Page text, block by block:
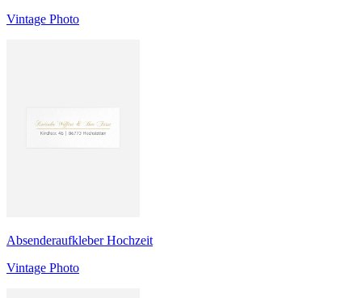
Vintage Photo
Absenderaufkleber Hochzeit
Vintage Photo